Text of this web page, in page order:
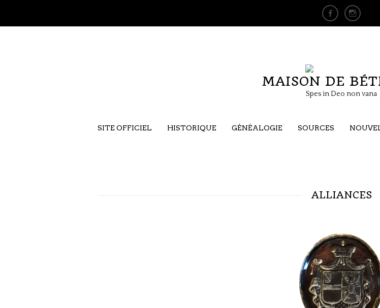
MAISON DE
Spes in Deo non vana
SITE OFFICIEL HISTORIQUE GÉNÉALOGIE SOURCES
ALLIANCES